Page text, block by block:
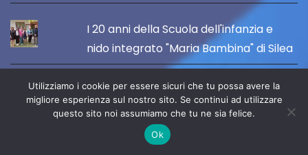
I 20 anni della Scuola dell'infanzia e
nido integrato "Maria Bambina" di Silea
Il Comune di Silea rinnova la
convenzione con le scuole paritarie,
con un contributo annuo di 105 mila
Utilizziamo i cookie per essere sicuri che tu possa avere la
migliore esperienza sul nostro sito. Se continui ad utilizzare
questo sito noi assumiamo che tu ne sia felice.
Ok